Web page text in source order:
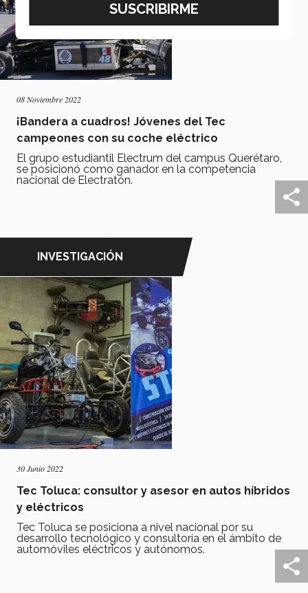
08 Noviembre 2022
¡Bandera a cuadros! Jóvenes del Tec
campeones con su coche eléctrico
El grupo estudiantil Electrum del campus Querétaro,
se posicionó como ganador en la competencia
nacional de Electratón.
INVESTIGACIÓN
30 Junio 2022
Tec Toluca: consultor y asesor en autos híbridos
y eléctricos
Tec Toluca se posiciona a nivel nacional por su
desarrollo tecnológico y consultoría en el ámbito de
automóviles eléctricos y autónomos.